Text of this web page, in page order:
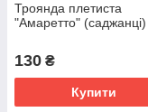
Троянда плетиста
"Амаретто" (саджанці)
130 ₴
Купити